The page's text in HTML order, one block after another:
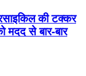
की टक्कर
से बार-बार